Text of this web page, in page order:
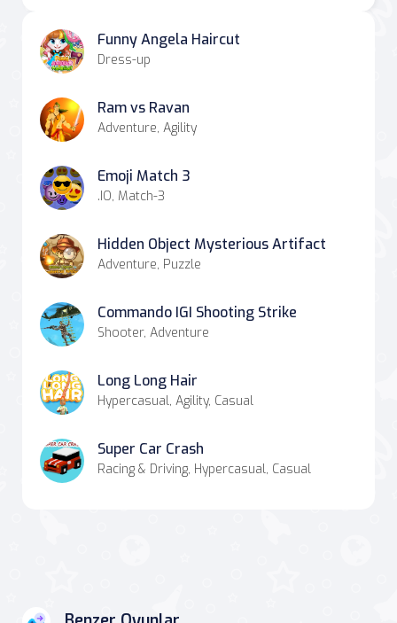
Funny Angela Haircut
Dress-up
Ram vs Ravan
Adventure, Agility
Emoji Match 3
.IO, Match-3
Hidden Object Mysterious Artifact
Adventure, Puzzle
Commando IGI Shooting Strike
Shooter, Adventure
Long Long Hair
Hypercasual, Agility, Casual
Super Car Crash
Racing & Driving, Hypercasual, Casual